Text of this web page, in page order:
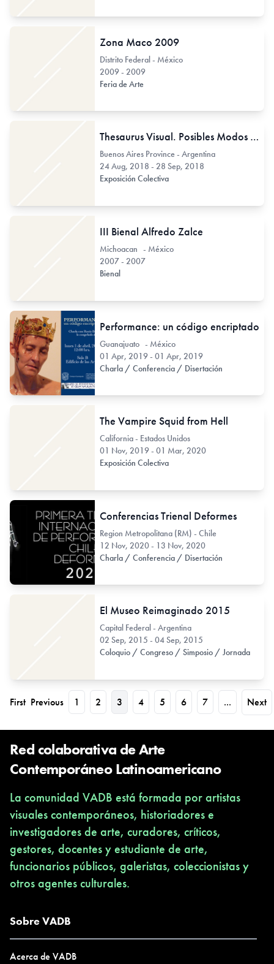
Zona Maco 2009
Distrito Federal - México
2009 - 2009
Feria de Arte
Thesaurus Visual. Posibles Modos del Intervalo
Buenos Aires Province - Argentina
24 Aug, 2018 - 28 Sep, 2018
Exposición Colectiva
III Bienal Alfredo Zalce
Michoacan - México
2007 - 2007
Bienal
Performance: un código encriptado
Guanajuato - México
01 Apr, 2019 - 01 Apr, 2019
Charla / Conferencia / Disertación
The Vampire Squid from Hell
California - Estados Unidos
01 Nov, 2019 - 01 Mar, 2020
Exposición Colectiva
Conferencias Trienal Deformes
Region Metropolitana (RM) - Chile
12 Nov, 2020 - 13 Nov, 2020
Charla / Conferencia / Disertación
El Museo Reimaginado 2015
Capital Federal - Argentina
02 Sep, 2015 - 04 Sep, 2015
Coloquio / Congreso / Simposio / Jornada
First Previous 1 2 3 4 5 6 7 ... Next
Red colaborativa de Arte
Contemporáneo Latinoamericano
La comunidad VADB está formada por artistas
visuales contemporáneos, historiadores e
investigadores de arte, curadores, críticos,
gestores, docentes y estudiante de arte,
funcionarios públicos, galeristas, coleccionistas y
otros agentes culturales.
Sobre VADB
Acerca de VADB